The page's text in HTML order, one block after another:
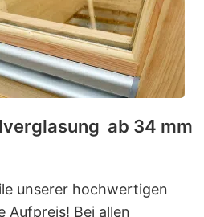
ab 34 mm
unserer hochwertigen
Aufpreis! Bei allen